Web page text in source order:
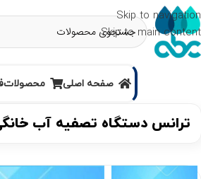
Skip to navigation
Skip to main content
صفحه اصلی محصولات
ترانس دستگاه تصفیه آب خانگی ۲۴